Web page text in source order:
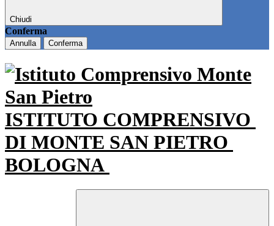
Chiudi
Conferma
Annulla Conferma
ISTITUTO COMPRENSIVO
DI MONTE SAN PIETRO
BOLOGNA